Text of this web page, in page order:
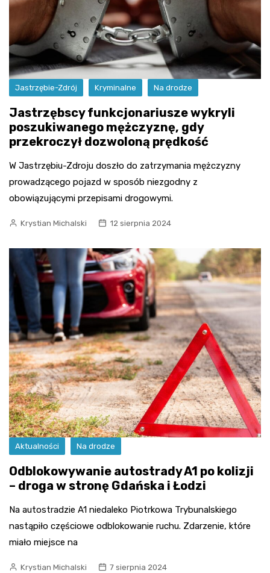
Jastrzębie-Zdrój Kryminalne Na drodze
Jastrzębscy funkcjonariusze wykryli
poszukiwanego mężczyznę, gdy
przekroczył dozwoloną prędkość
W Jastrzębiu-Zdroju doszło do zatrzymania mężczyzny
prowadzącego pojazd w sposób niezgodny z
obowiązującymi przepisami drogowymi.
Krystian Michalski 12 sierpnia 2024
Aktualności Na drodze
Odblokowywanie autostrady A1 po kolizji
– droga w stronę Gdańska i Łodzi
Na autostradzie A1 niedaleko Piotrkowa Trybunalskiego
nastąpiło częściowe odblokowanie ruchu. Zdarzenie, które
miało miejsce na
Krystian Michalski 7 sierpnia 2024